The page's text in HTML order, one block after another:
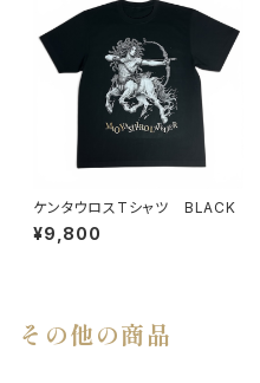
ケンタウロスTシャツ BLACK
¥9,800
その他の商品